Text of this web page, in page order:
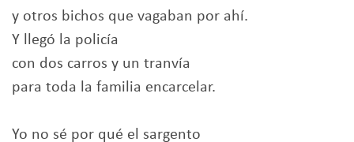
y otros bichos que vagaban por ahí.
Y llegó la policía
con dos carros y un tranvía
para toda la familia encarcelar.
Yo no sé por qué el sargento